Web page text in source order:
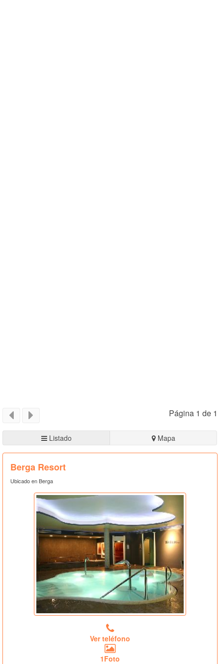
Página 1 de 1
Listado Mapa
Berga Resort
Ubicado en Berga
Ver teléfono
1Foto